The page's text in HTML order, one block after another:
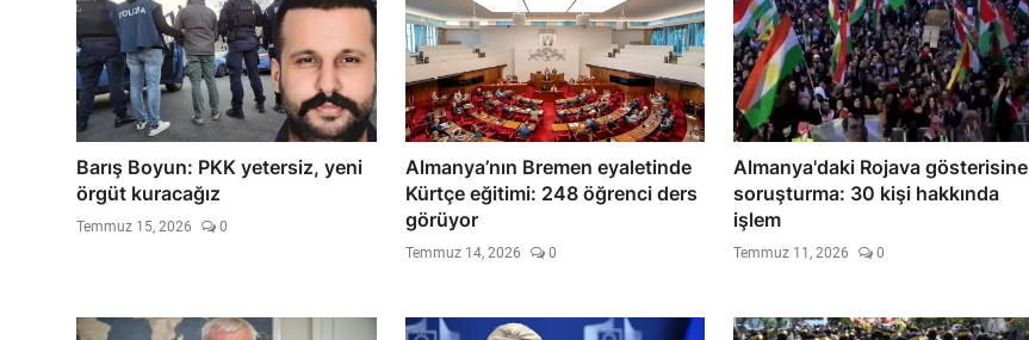
Barış Boyun: PKK yetersiz, yeni
örgüt kuracağız
Temmuz 15, 2026 0
Almanya’nın Bremen eyaletinde
Kürtçe eğitimi: 248 öğrenci ders
görüyor
Temmuz 14, 2026 0
Almanya'daki Rojava gösterisine
soruşturma: 30 kişi hakkında
işlem
Temmuz 11, 2026 0